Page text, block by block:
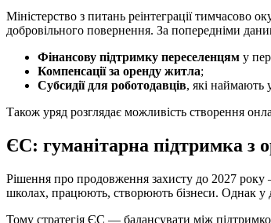
Міністерство з питань реінтеграції
добровільного повернення. За попередніми
Фінансову підтримку переселенцям у
Компенсації за оренду житла;
Субсидії для роботодавців, які наймають
Також уряд розглядає можливість створення
ЄС: гуманітарна підтримка з
Рішення про продовження захисту до 2027 року
школах, працюють, створюють бізнеси. Однак у
Тому стратегія ЄС — балансувати між